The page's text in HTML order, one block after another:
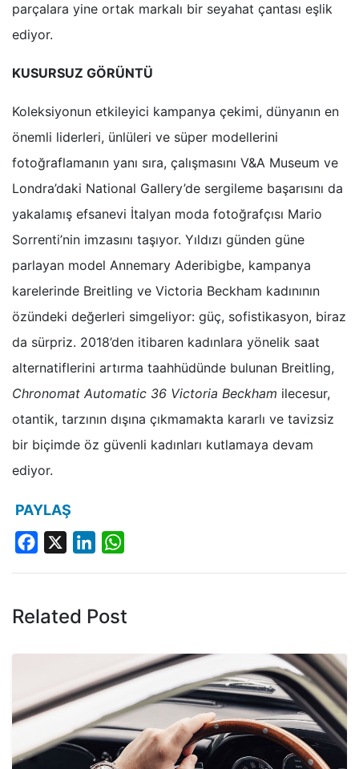
parçalara yine ortak markalı bir seyahat çantası eşlik
ediyor.
KUSURSUZ GÖRÜNTÜ
Koleksiyonun etkileyici kampanya çekimi, dünyanın en
önemli liderleri, ünlüleri ve süper modellerini
fotoğraflamanın yanı sıra, çalışmasını V&A Museum ve
Londra’daki National Gallery’de sergileme başarısını da
yakalamış efsanevi İtalyan moda fotoğrafçısı Mario
Sorrenti’nin imzasını taşıyor. Yıldızı günden güne
parlayan model Annemary Aderibigbe, kampanya
karelerinde Breitling ve Victoria Beckham kadınının
özündeki değerleri simgeliyor: güç, sofistikasyon, biraz
da sürpriz. 2018’den itibaren kadınlara yönelik saat
alternatiflerini artırma taahhüdünde bulunan Breitling,
Chronomat Automatic 36 Victoria Beckham ilecesur,
otantik, tarzının dışına çıkmamakta kararlı ve tavizsiz
bir biçimde öz güvenli kadınları kutlamaya devam
ediyor.
PAYLAŞ
Facebook LinkedIn
Related Post